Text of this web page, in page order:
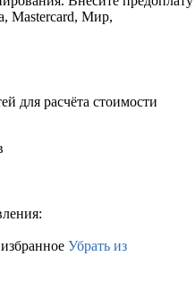
Mastercard, Мир,
для расчёта стоимости
Убрать из